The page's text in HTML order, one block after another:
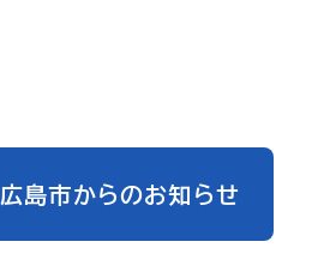
広島市からのお知らせ